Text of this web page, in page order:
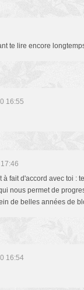
te lire encore
16:55
fait d'accord avec toi :
nous permet de
de belles années de
16:54